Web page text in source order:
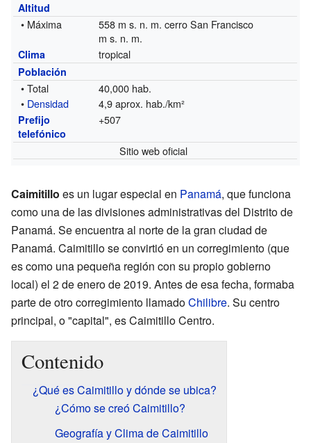
Altitud
• Máxima 558 m s. n. m. cerro San Francisco
m s. n. m.
Clima tropical
Población
• Total
40,000 hab.
• Densidad 4,9 aprox. hab./km²
Prefijo
telefónico
+507
Sitio web oficial
Caimitillo es un lugar especial en Panamá, que funciona
como una de las divisiones administrativas del Distrito de
Panamá. Se encuentra al norte de la gran ciudad de
Panamá. Caimitillo se convirtió en un corregimiento (que
es como una pequeña región con su propio gobierno
local) el 2 de enero de 2019. Antes de esa fecha, formaba
parte de otro corregimiento llamadoChilibre. Su centro
principal, o "capital", es Caimitillo Centro.
Contenido
¿Qué es Caimitillo y dónde se ubica?
¿Cómo se creó Caimitillo?
Geografía y Clima de Caimitillo